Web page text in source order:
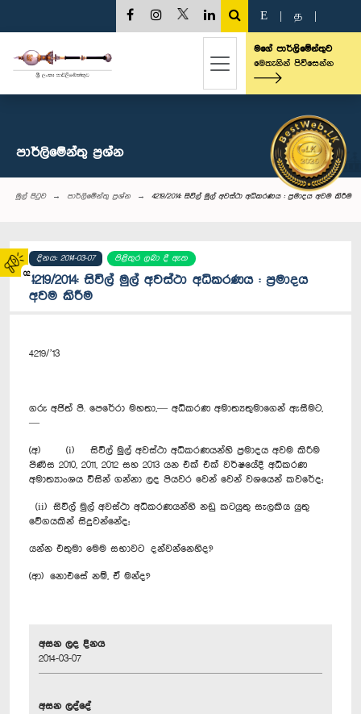
02
E த
මගේ පාර්ලිමේන්තුව
මෙතැනින් පිවිසෙන්න
පාර්ලි‌මේන්තු‌ ප්‍රශ්න
මුල් පිටුව පාර්ලි‌මේන්තු‌ ප්‍රශ්න 4219/2014: සිවිල් මුල් අවස්ථා අධිකරණය : ප්‍රමාදය අවම කිරීම
දිනය: 2014-03-07 පිළිතුර ලබා දී ඇත
4219/2014: සිවිල් මුල් අවස්ථා අධිකරණය : ප්‍රමාදය
අවම කිරීම
4219/’13
ගරු අජිත් පී. පෙරේරා මහතා,— අධිකරණ අමාත්‍යතුමාගෙන් ඇසීමට,
—
(අ) (i) සිවිල් මුල් අවස්ථා අධිකරණයන්හි ප්‍රමාදය අවම කිරීම
පිණිස 2010, 2011, 2012 සහ 2013 යන එක් එක් වර්ෂයේදී අධිකරණ
අමාත්‍යාංශය විසින් ගන්නා ලද පියවර වෙන් වෙන් වශයෙන් කවරේද;
(ii) සිවිල් මුල් අවස්ථා අධිකරණයන්හි නඩු කටයුතු සැලකිය යුතු
වේගයකින් සිදුවන්නේද;
යන්න එතුමා මෙම සභාවට දන්වන්නෙහිද?
(ආ) නොඑසේ නම්, ඒ මන්ද?
අසන ලද දිනය
2014-03-07
අසන ලද්දේ